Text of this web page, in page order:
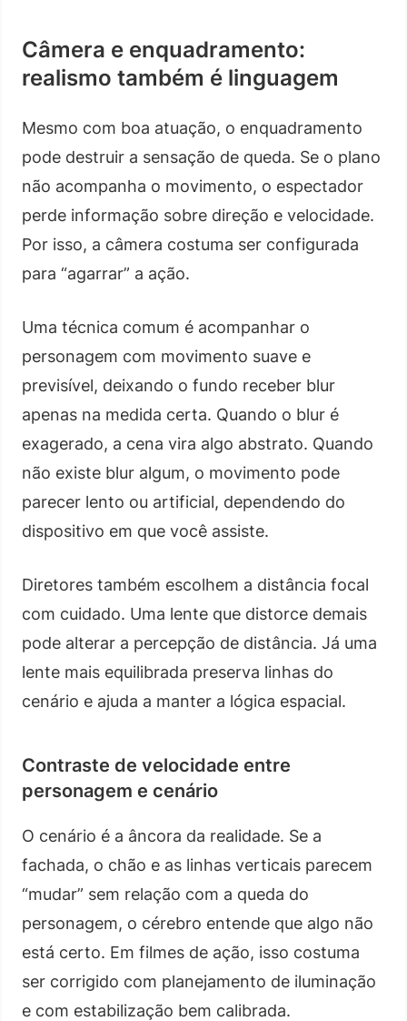
Câmera e enquadramento:
realismo também é linguagem
Mesmo com boa atuação, o enquadramento
pode destruir a sensação de queda. Se o plano
não acompanha o movimento, o espectador
perde informação sobre direção e velocidade.
Por isso, a câmera costuma ser configurada
para “agarrar” a ação.
Uma técnica comum é acompanhar o
personagem com movimento suave e
previsível, deixando o fundo receber blur
apenas na medida certa. Quando o blur é
exagerado, a cena vira algo abstrato. Quando
não existe blur algum, o movimento pode
parecer lento ou artificial, dependendo do
dispositivo em que você assiste.
Diretores também escolhem a distância focal
com cuidado. Uma lente que distorce demais
pode alterar a percepção de distância. Já uma
lente mais equilibrada preserva linhas do
cenário e ajuda a manter a lógica espacial.
Contraste de velocidade entre
personagem e cenário
O cenário é a âncora da realidade. Se a
fachada, o chão e as linhas verticais parecem
“mudar” sem relação com a queda do
personagem, o cérebro entende que algo não
está certo. Em filmes de ação, isso costuma
ser corrigido com planejamento de iluminação
e com estabilização bem calibrada.